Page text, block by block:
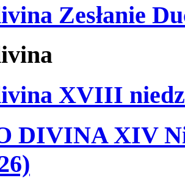
Zesłanie
XVIII
DIVINA XIV